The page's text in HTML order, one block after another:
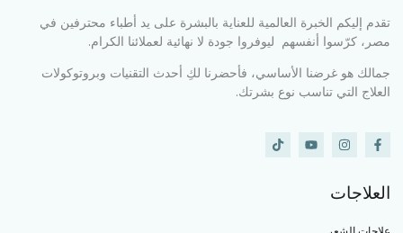
تقدم إليكم الخبرة العالمية للعناية بالبشرة على يد أطباء محترفين في
مصر، كرّسوا أنفسهم ليوفروا جودة لا نهائية لعملائنا الكرام.
جمالك هو غرضنا الأساسي، فأحضرنا لكِ أحدث التقنيات وبروتوكولات
العلاج التي تناسب نوع بشرتك.
العلاجات